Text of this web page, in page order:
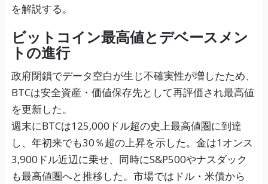
を解説する。
ビットコイン最高値とデベースメン
トの進行
政府閉鎖でデータ空白が生じ不確実性が増したため、
BTCは安全資産・価値保存先として再評価され最高値
を更新した。
週末にBTCは125,000ドル超の史上最高値圏に到達
し、年初来でも30％超の上昇を示した。金は1オンス
3,900ドル近辺に乗せ、同時にS&P500やナスダック
も最高値圏へと推移した。市場ではドル・米債から